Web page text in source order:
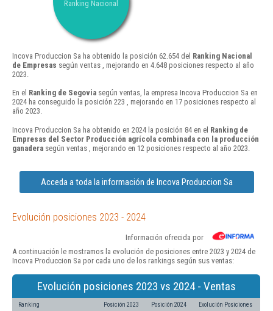
Ranking Nacional
Incova Produccion Sa ha obtenido la posición 62.654 del Ranking Nacional
de Empresas según ventas , mejorando en 4.648 posiciones respecto al año
2023.
En el Ranking de Segovia según ventas, la empresa Incova Produccion Sa en
2024 ha conseguido la posición 223 , mejorando en 17 posiciones respecto al
año 2023.
Incova Produccion Sa ha obtenido en 2024 la posición 84 en el Ranking de
Empresas del Sector Producción agrícola combinada con la producción
ganadera según ventas , mejorando en 12 posiciones respecto al año 2023.
Acceda a toda la información de Incova Produccion Sa
Evolución posiciones 2023 - 2024
Información ofrecida por
A continuación le mostramos la evolución de posiciones entre 2023 y 2024 de
Incova Produccion Sa por cada uno de los rankings según sus ventas:
Evolución posiciones 2023 vs 2024 - Ventas
Ranking Posición 2023 Posición 2024 Evolución Posiciones